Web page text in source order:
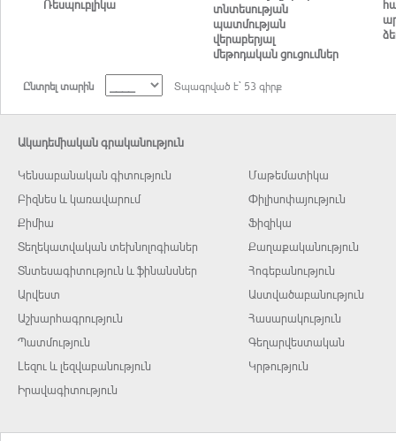
Ռեսպուբլիկա
տնտեսության
պատմության
վերաբերյալ
մեթոդական ցուցումներ
Ընտրել տարին Տպագրված է` 53 գիրք
Ակադեմիական գրականություն
Կենսաբանական գիտություն
Բիզնես և կառավարում
Քիմիա
Տեղեկատվական տեխնոլոգիաներ
Տնտեսագիտություն և ֆինանսներ
Արվեստ
Աշխարհագրություն
Պատմություն
Լեզու և լեզվաբանություն
Իրավագիտություն
Մաթեմատիկա
Փիլիսոփայություն
Ֆիզիկա
Քաղաքականություն
Հոգեբանություն
Աստվածաբանություն
Հասարակություն
Գեղարվեստական
Կրթություն